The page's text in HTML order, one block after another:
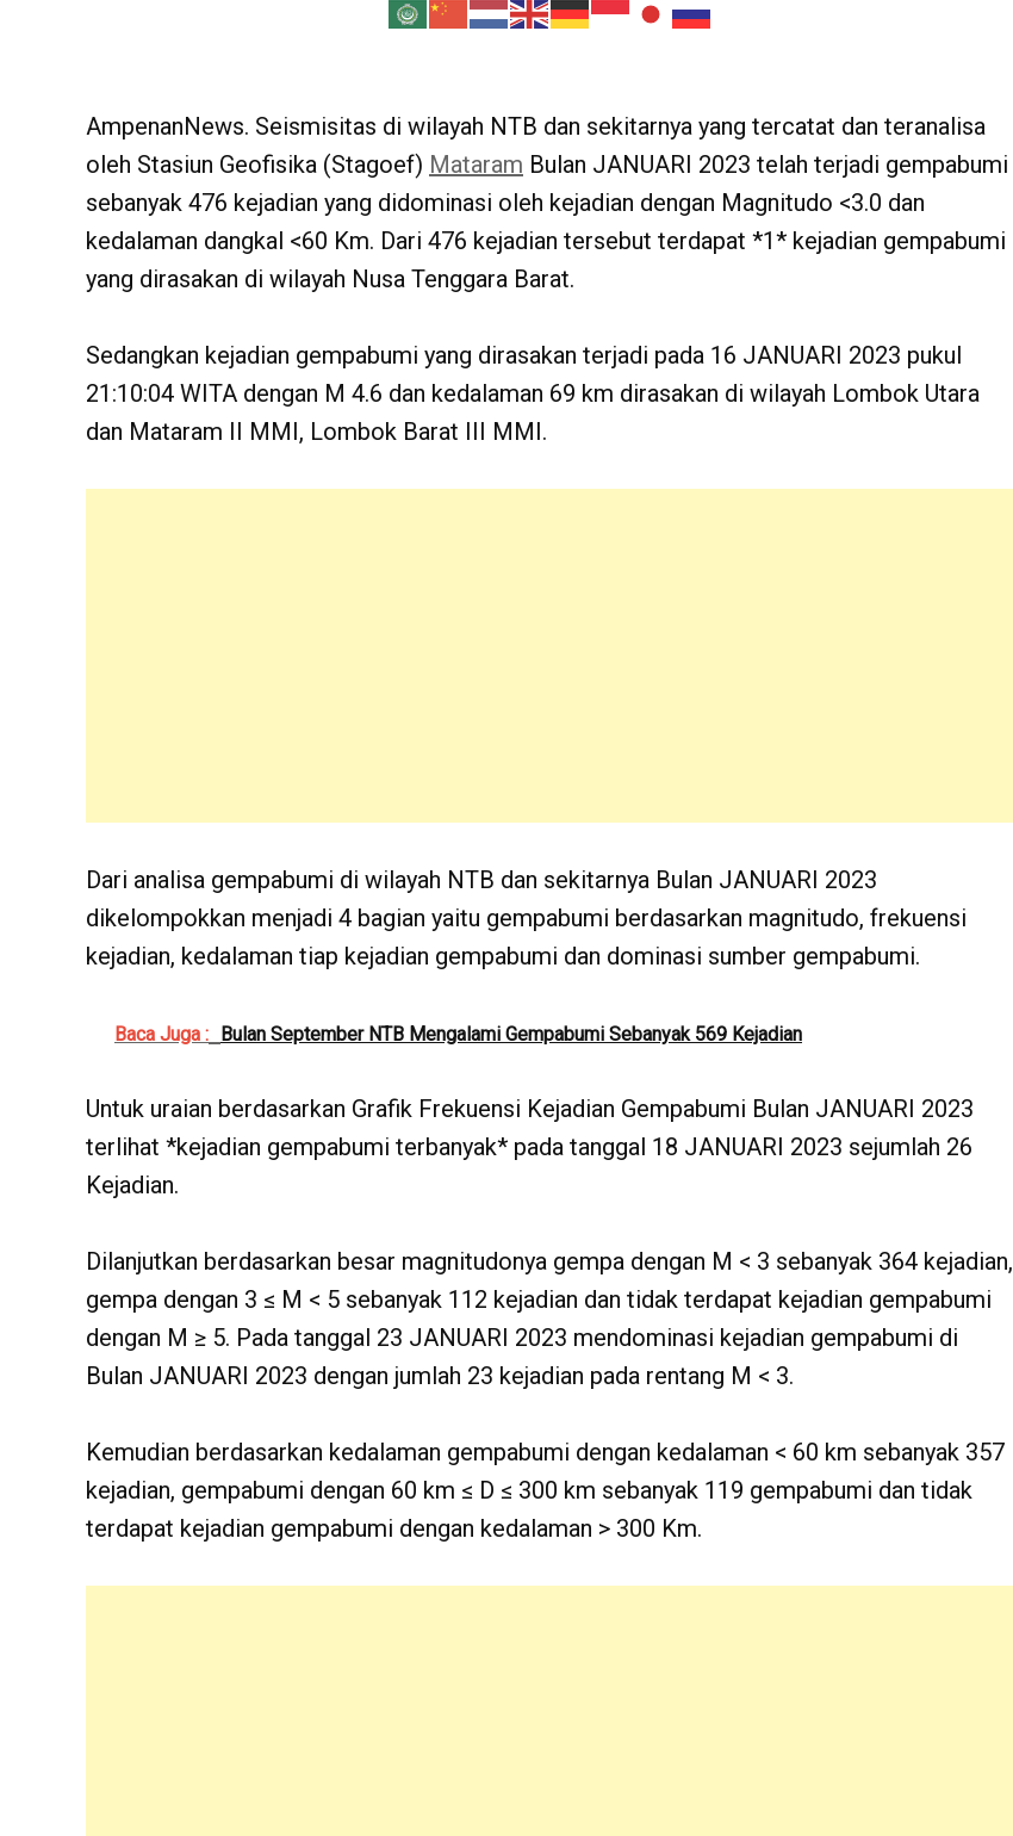
AmpenanNews. Seismisitas di wilayah NTB dan sekitarnya yang tercatat dan teranalisa
oleh Stasiun Geofisika (Stagoef) Mataram Bulan JANUARI 2023 telah terjadi gempabumi
sebanyak 476 kejadian yang didominasi oleh kejadian dengan Magnitudo <3.0 dan
kedalaman dangkal <60 Km. Dari 476 kejadian tersebut terdapat *1* kejadian gempabumi
yang dirasakan di wilayah Nusa Tenggara Barat.
Sedangkan kejadian gempabumi yang dirasakan terjadi pada 16 JANUARI 2023 pukul
21:10:04 WITA dengan M 4.6 dan kedalaman 69 km dirasakan di wilayah Lombok Utara
dan Mataram II MMI, Lombok Barat III MMI.
Dari analisa gempabumi di wilayah NTB dan sekitarnya Bulan JANUARI 2023
dikelompokkan menjadi 4 bagian yaitu gempabumi berdasarkan magnitudo, frekuensi
kejadian, kedalaman tiap kejadian gempabumi dan dominasi sumber gempabumi.
Baca Juga : Bulan September NTB Mengalami Gempabumi Sebanyak 569 Kejadian
Untuk uraian berdasarkan Grafik Frekuensi Kejadian Gempabumi Bulan JANUARI 2023
terlihat *kejadian gempabumi terbanyak* pada tanggal 18 JANUARI 2023 sejumlah 26
Kejadian.
Dilanjutkan berdasarkan besar magnitudonya gempa dengan M < 3 sebanyak 364 kejadian,
gempa dengan 3 ≤ M < 5 sebanyak 112 kejadian dan tidak terdapat kejadian gempabumi
dengan M ≥ 5. Pada tanggal 23 JANUARI 2023 mendominasi kejadian gempabumi di
Bulan JANUARI 2023 dengan jumlah 23 kejadian pada rentang M < 3.
Kemudian berdasarkan kedalaman gempabumi dengan kedalaman < 60 km sebanyak 357
kejadian, gempabumi dengan 60 km ≤ D ≤ 300 km sebanyak 119 gempabumi dan tidak
terdapat kejadian gempabumi dengan kedalaman > 300 Km.